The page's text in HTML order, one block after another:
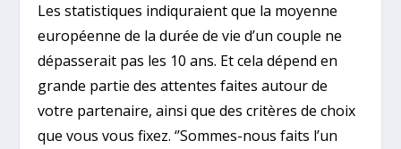
Les statistiques indiquraient que la moyenne
européenne de la durée de vie d’un couple ne
dépasserait pas les 10 ans. Et cela dépend en
grande partie des attentes faites autour de
votre partenaire, ainsi que des critères de choix
que vous vous fixez. ‘’Sommes-nous faits l’un